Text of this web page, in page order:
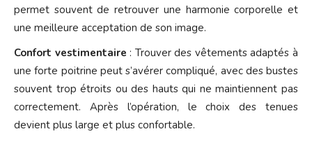
permet souvent de retrouver une harmonie corporelle et
une meilleure acceptation de son image.
Confort vestimentaire : Trouver des vêtements adaptés à
une forte poitrine peut s’avérer compliqué, avec des bustes
souvent trop étroits ou des hauts qui ne maintiennent pas
correctement. Après l’opération, le choix des tenues
devient plus large et plus confortable.